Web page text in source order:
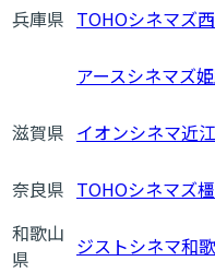
兵庫県 TOHOシネマズ
アースシネマズ
滋賀県 イオンシネマ近
奈良県 TOHOシネマズ
和歌山
県
ジストシネマ和